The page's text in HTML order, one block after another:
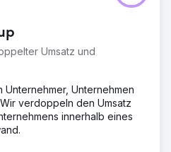
Umsatz und
Unternehmen
verdoppeln den Umsatz
innerhalb eines